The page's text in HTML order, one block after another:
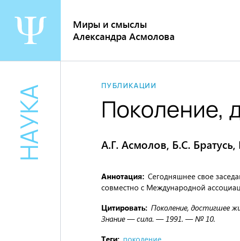
содержанию
Миры и смыслы
Александра Асмолова
НАУКА ПУБЛИКАЦИИ
Поколение,
А.Г. Асмолов, Б.С.
Аннотация Сегодняшнее свое
совместно с Международной
Цитировать Поколение, достигшее
Знание — сила. — 1991. — № 10.
Теги поколение